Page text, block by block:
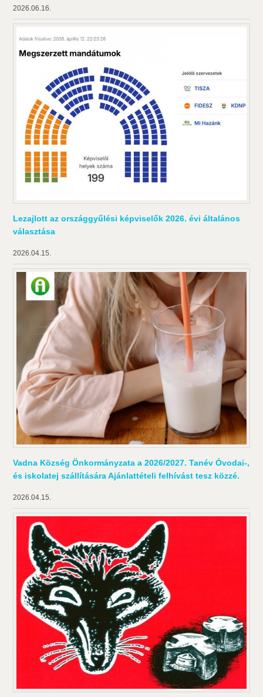
2026.06.16.
Lezajlott az országgyűlési képviselők 2026. évi általános
választása
2026.04.15.
Vadna Község Önkormányzata a 2026/2027. Tanév Óvodai-,
és iskolatej szállítására Ajánlattételi felhívást tesz közzé.
2026.04.15.